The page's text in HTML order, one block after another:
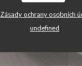
Zásady ochrany osobních
undefined
ODNÉST